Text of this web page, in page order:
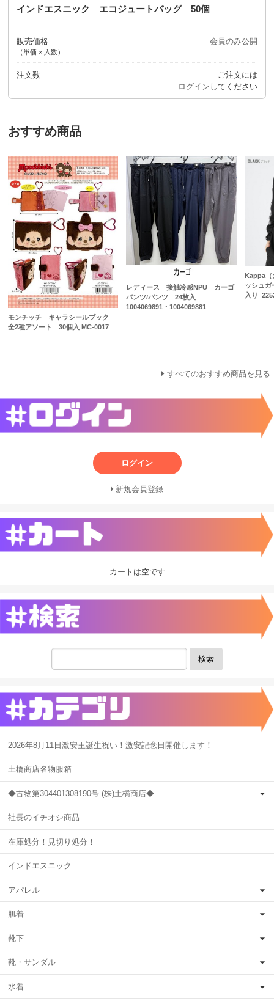
インドエスニック エコジュートバッグ 50個
販売価格
（単価 × 入数）
会員のみ公開
注文数
ご注文には
ログイン してください
おすすめ商品
モンチッチ キャラシールブック
全2種アソート 30個入 MC-0017
レディース 接触冷感NPU カーゴ
パンツ/パンツ 24枚入
1004069891・1004069881
Kappa（
ッシュ
入り
すべてのおすすめ商品を見る
ログイン
新規会員登録
カートは空です
検索
2026年8月11日激安王誕生祝い！激安記念日開催します！
土橋商店名物服箱
◆古物第304401308190号 (株)土橋商店◆
社長のイチオシ商品
在庫処分！見切り処分！
インドエスニック
アパレル
肌着
靴下
靴・サンダル
水着